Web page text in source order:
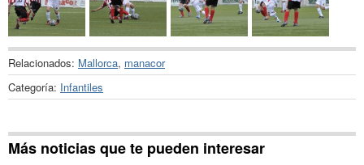
Relacionados: Mallorca, manacor
Categoría: Infantiles
Más noticias que te pueden interesar